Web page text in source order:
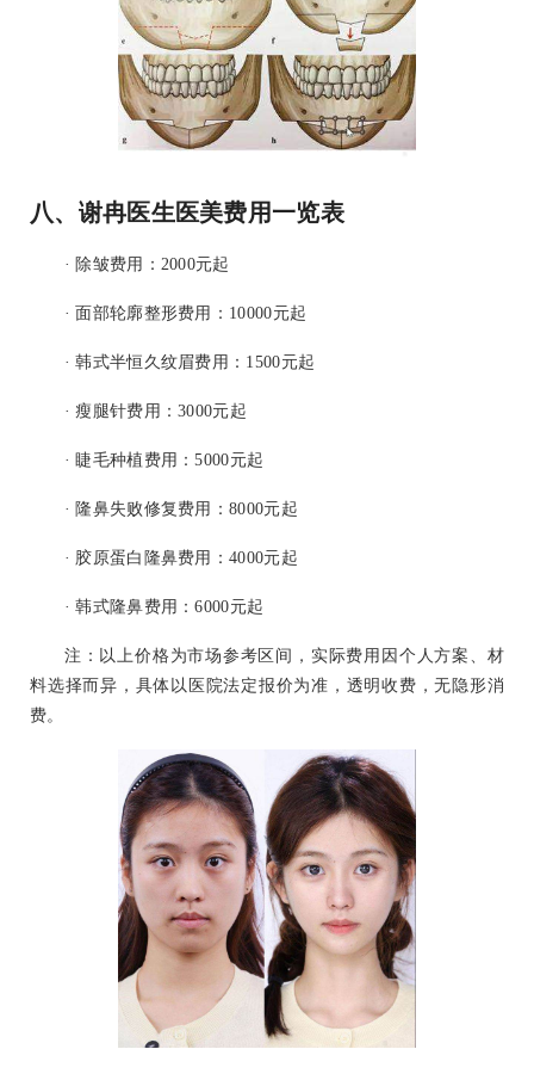
八、谢冉医生医美费用一览表
· 除皱费用：2000元起
· 面部轮廓整形费用：10000元起
· 韩式半恒久纹眉费用：1500元起
· 瘦腿针费用：3000元起
· 睫毛种植费用：5000元起
· 隆鼻失败修复费用：8000元起
· 胶原蛋白隆鼻费用：4000元起
· 韩式隆鼻费用：6000元起
注：以上价格为市场参考区间，实际费用因个人方案、材
料选择而异，具体以医院法定报价为准，透明收费，无隐形消
费。